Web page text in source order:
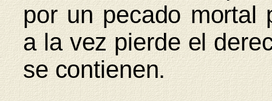
por un pecado mortal
a la vez pierde el
se contienen.